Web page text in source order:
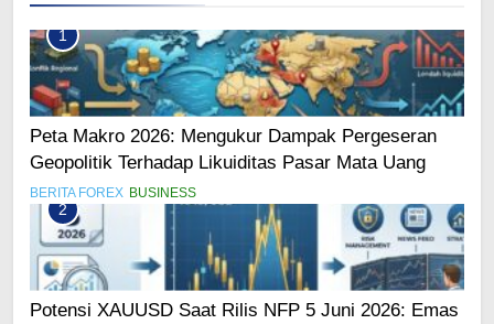
1
Peta Makro 2026: Mengukur Dampak Pergeseran
Geopolitik Terhadap Likuiditas Pasar Mata Uang
BERITA FOREX BUSINESS
2
Potensi XAUUSD Saat Rilis NFP 5 Juni 2026: Emas